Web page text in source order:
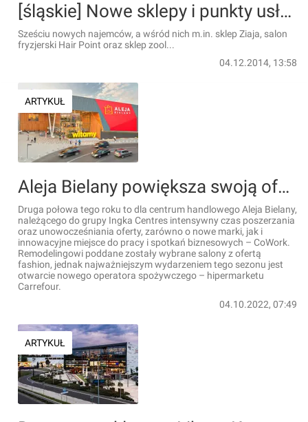
[śląskie] Nowe sklepy i punkty usługowe w CH Pogoria w Dąbrowej Górniczej
Sześciu nowych najemców, a wśród nich m.in. sklep Ziaja, salon
fryzjerski Hair Point oraz sklep zool...
04.12.2014, 13:58
ARTYKUŁ
Aleja Bielany powiększa swoją ofertę o nowe sklepy oraz nowoczesną przestrzeń coworkingową
Druga połowa tego roku to dla centrum handlowego Aleja Bielany,
należącego do grupy Ingka Centres intensywny czas poszerzania
oraz unowocześniania oferty, zarówno o nowe marki, jak i
innowacyjne miejsce do pracy i spotkań biznesowych – CoWork.
Remodelingowi poddane zostały wybrane salony z ofertą
fashion, jednak najważniejszym wydarzeniem tego sezonu jest
otwarcie nowego operatora spożywczego – hipermarketu
Carrefour.
04.10.2022, 07:49
ARTYKUŁ